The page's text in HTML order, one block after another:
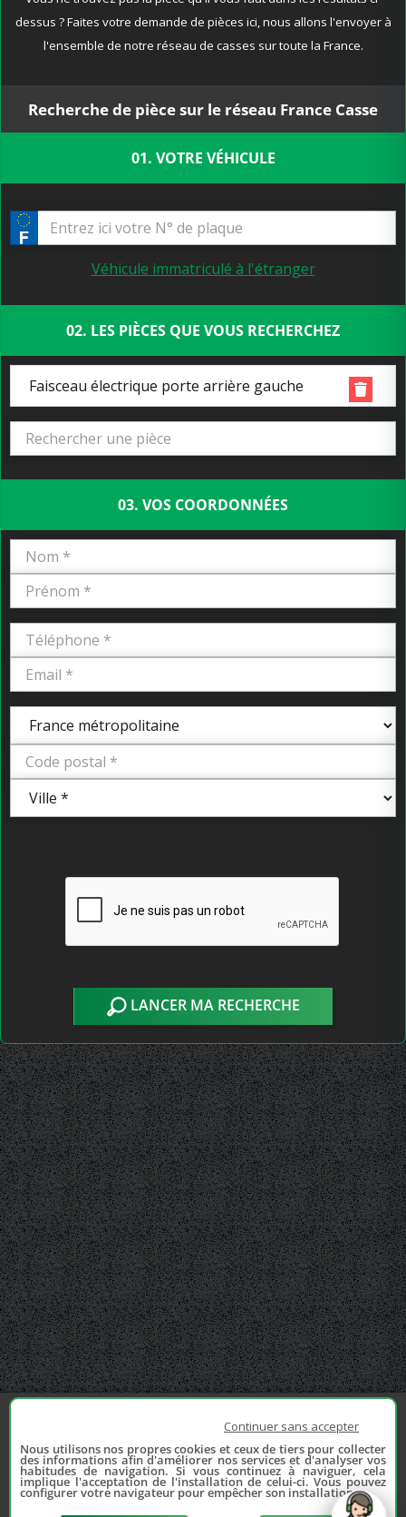
dessus ? Faites votre demande de pièces ici, nous allons l'envoyer à
l'ensemble de notre réseau de casses sur toute la France.
Recherche de pièce sur le réseau France Casse
01. VOTRE VÉHICULE
Véhicule immatriculé à l'étranger
02. LES PIÈCES QUE VOUS RECHERCHEZ
Faisceau électrique porte arrière gauche
03. VOS COORDONNÉES
LANCER MA RECHERCHE
Continuer sans accepter
Nous utilisons nos propres cookies et ceux de tiers pour collecter
des informations afin d'améliorer nos services et d'analyser vos
habitudes de navigation. Si vous continuez à naviguer, cela
implique l'acceptation de l'installation de celui-ci. Vous pouvez
configurer votre navigateur pour empêcher son installation.